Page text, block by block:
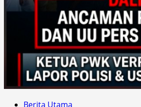
Berita Utama